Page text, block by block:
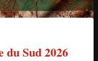
Sud 2026